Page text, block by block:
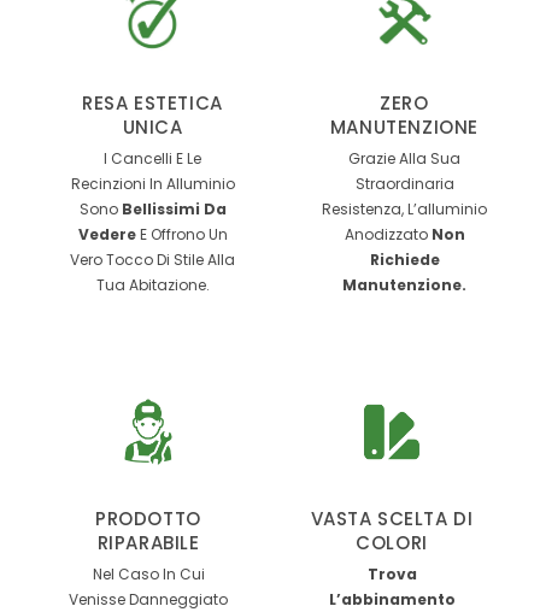
RESA ESTETICA
UNICA
I Cancelli E Le
Recinzioni In Alluminio
Sono Bellissimi Da
VedereE Offrono Un
Vero Tocco Di Stile Alla
Tua Abitazione.
ZERO
MANUTENZIONE
Grazie Alla Sua
Straordinaria
Resistenza, L’alluminio
Anodizzato Non
Richiede
Manutenzione.
PRODOTTO
RIPARABILE
Nel Caso In Cui
Venisse Danneggiato
VASTA SCELTA DI
COLORI
Trova
L’abbinamento